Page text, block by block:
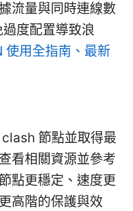
流量與同時連線數
度配置導致浪
使用全指南、最新
節點並取得最
看相關資源並參考
點更穩定、速度更
高階的保護與效